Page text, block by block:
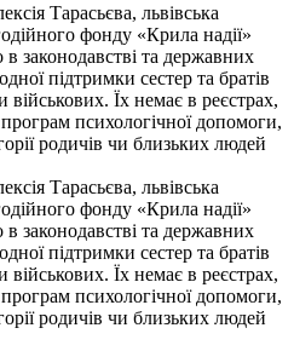
Тарасьєва, львівська
фонду «Крила надії»
законодавстві та державних
підтримки сестер та братів
військових. Їх немає в реєстрах,
психологічної допомоги,
родичів чи близьких людей
Тарасьєва, львівська
фонду «Крила надії»
законодавстві та державних
підтримки сестер та братів
військових. Їх немає в реєстрах,
психологічної допомоги,
родичів чи близьких людей